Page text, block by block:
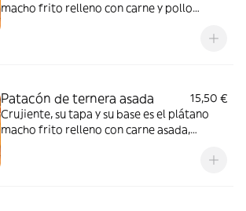
macho frito relleno con carne y pollo
Patacón de ternera asada
15,50 €
Crujiente, su tapa y su base es el plátano
macho frito relleno con carne asada,